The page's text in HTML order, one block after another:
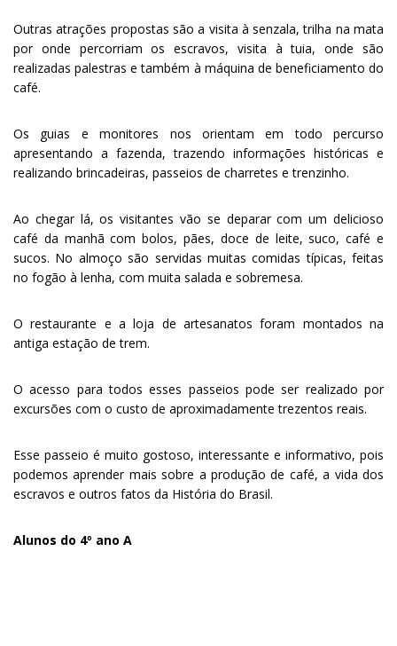
Outras atrações propostas são a visita à senzala, trilha na mata
por onde percorriam os escravos, visita à tuia, onde são
realizadas palestras e também à máquina de beneficiamento do
café.
Os guias e monitores nos orientam em todo percurso
apresentando a fazenda, trazendo informações históricas e
realizando brincadeiras, passeios de charretes e trenzinho.
Ao chegar lá, os visitantes vão se deparar com um delicioso
café da manhã com bolos, pães, doce de leite, suco, café e
sucos. No almoço são servidas muitas comidas típicas, feitas
no fogão à lenha, com muita salada e sobremesa.
O restaurante e a loja de artesanatos foram montados na
antiga estação de trem.
O acesso para todos esses passeios pode ser realizado por
excursões com o custo de aproximadamente trezentos reais.
Esse passeio é muito gostoso, interessante e informativo, pois
podemos aprender mais sobre a produção de café, a vida dos
escravos e outros fatos da História do Brasil.
Alunos do 4º ano A